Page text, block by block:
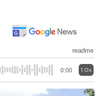
readme
0:00 1.0x